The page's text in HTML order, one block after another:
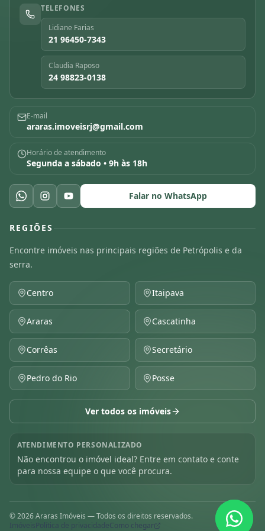
TELEFONES
Lidiane Farias
21 96450-7343
Claudia Raposo
24 98823-0138
E-mail
araras.imoveisrj@gmail.com
Horário de atendimento
Segunda a sábado • 9h às 18h
Falar no WhatsApp
REGIÕES
Encontre imóveis nas principais regiões de Petrópolis e da
serra.
Centro Itaipava
Araras Cascatinha
Corrêas Secretário
Pedro do Rio Posse
Ver todos os imóveis
ATENDIMENTO PERSONALIZADO
Não encontrou o imóvel ideal? Entre em contato e conte
para nossa equipe o que você procura.
©2026Araras Imóveis — Todos os direitos reservados.
ImóveisPolítica de privacidadeComo chegar